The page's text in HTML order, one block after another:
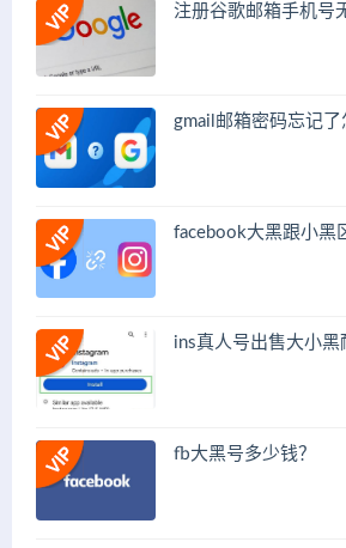
注册谷歌邮箱手机号
gmail邮箱密码忘记了
facebook大黑跟小黑
ins真人号出售大小黑
fb大黑号多少钱？